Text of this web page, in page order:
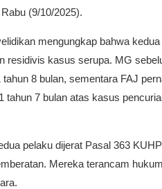
(9/10/2025).
mengungkap bahwa
residivis kasus serupa. MG
tahun 8 bulan, sementara FAJ
tahun 7 bulan atas kasus
pelaku dijerat Pasal 363
Mereka terancam